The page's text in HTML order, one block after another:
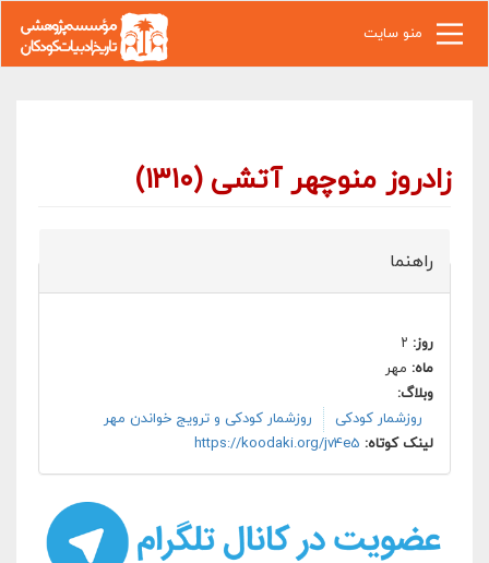
منو سایت
زادروز منوچهر آتشی (۱۳۱۰)
راهنما
روز: ۲
ماه: مهر
وبلاگ:
روزشمار کودکی
روزشمار کودکی و ترویج خواندن مهر
لینک کوتاه: https://koodaki.org/jv4e5